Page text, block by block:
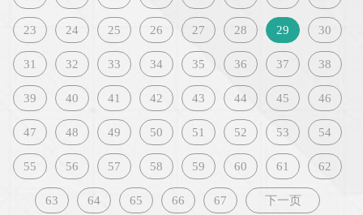
23 24 25 26 27 28 29 30
31 32 33 34 35 36 37 38
39 40 41 42 43 44 45 46
47 48 49 50 51 52 53 54
55 56 57 58 59 60 61 62
63 64 65 66 67 下一页